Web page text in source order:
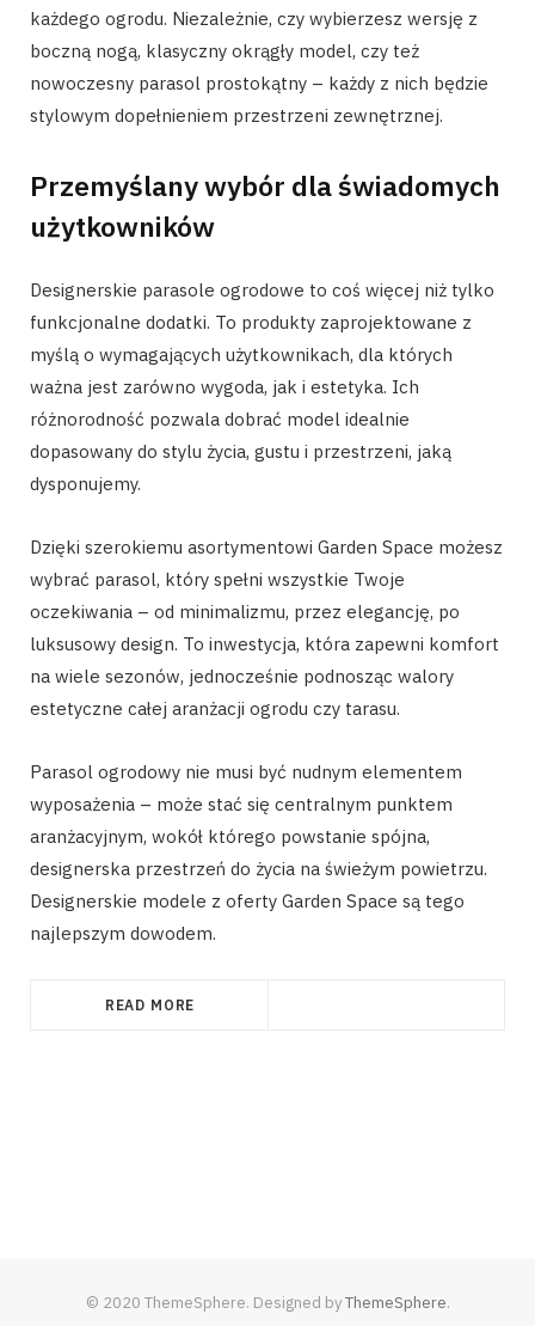
każdego ogrodu. Niezależnie, czy wybierzesz wersję z
boczną nogą, klasyczny okrągły model, czy też
nowoczesny parasol prostokątny – każdy z nich będzie
stylowym dopełnieniem przestrzeni zewnętrznej.
Przemyślany wybór dla świadomych
użytkowników
Designerskie parasole ogrodowe to coś więcej niż tylko
funkcjonalne dodatki. To produkty zaprojektowane z
myślą o wymagających użytkownikach, dla których
ważna jest zarówno wygoda, jak i estetyka. Ich
różnorodność pozwala dobrać model idealnie
dopasowany do stylu życia, gustu i przestrzeni, jaką
dysponujemy.
Dzięki szerokiemu asortymentowi Garden Space możesz
wybrać parasol, który spełni wszystkie Twoje
oczekiwania – od minimalizmu, przez elegancję, po
luksusowy design. To inwestycja, która zapewni komfort
na wiele sezonów, jednocześnie podnosząc walory
estetyczne całej aranżacji ogrodu czy tarasu.
Parasol ogrodowy nie musi być nudnym elementem
wyposażenia – może stać się centralnym punktem
aranżacyjnym, wokół którego powstanie spójna,
designerska przestrzeń do życia na świeżym powietrzu.
Designerskie modele z oferty Garden Space są tego
najlepszym dowodem.
READ MORE
© 2020 ThemeSphere. Designed byThemeSphere.